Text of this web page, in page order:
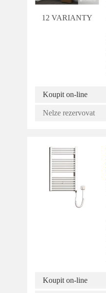
12 VARIANTY
Koupit on-line
Nelze rezervovat
Koupit on-line